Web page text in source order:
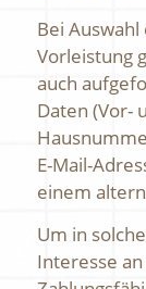
Bei
Vorleistung
auch
Daten (Vor-
E-Mail-
einem
Um in
Interesse